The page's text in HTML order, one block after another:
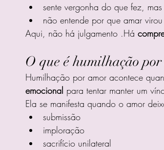
sente vergonha do que fez,
não entende por que amar
Aqui, não há julgamento .Há
O que é humilhação
Humilhação por amor acontece
emocional para tentar manter um
Ela se manifesta quando o amor
submissão
imploração
sacrifício unilateral